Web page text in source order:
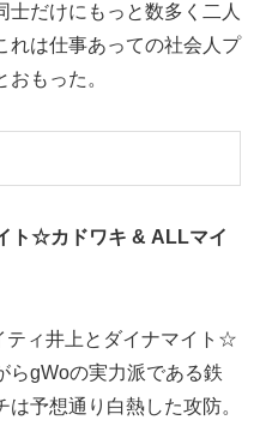
士だけにもっと数多く二人
れは仕事あっての社会人プ
もった。
ト☆カドワキ & ALLマイ
ティ井上とダイナマイト☆
らgWoの実力派である鉄
予想通り白熱した攻防。